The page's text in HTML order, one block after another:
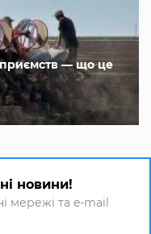
— що це
новини!
мережі та e-mail